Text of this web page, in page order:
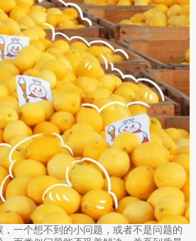
一个想不到的小问题，或者不是问题的